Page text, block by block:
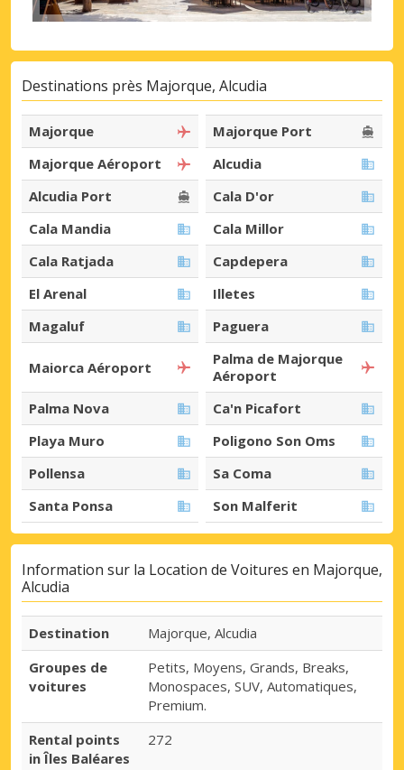
Destinations près Majorque, Alcudia
Majorque
Majorque Port
Majorque Aéroport
Alcudia
Alcudia Port
Cala D'or
Cala Mandia
Cala Millor
Cala Ratjada
Capdepera
El Arenal
Illetes
Magaluf
Paguera
Maiorca Aéroport
Palma de Majorque
Aéroport
Palma Nova
Ca'n Picafort
Playa Muro
Poligono Son Oms
Pollensa
Sa Coma
Santa Ponsa
Son Malferit
Information sur la Location de Voitures en Majorque,
Alcudia
Destination
Majorque, Alcudia
Groupes de
voitures
Petits, Moyens, Grands, Breaks,
Monospaces, SUV, Automatiques,
Premium.
Rental points
in Îles Baléares
272